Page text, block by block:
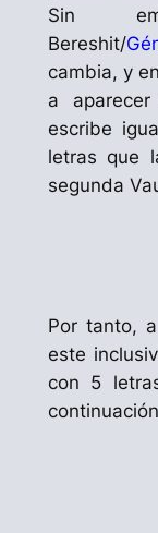
Sin
Bereshit/
cambia, y
a
escribe
letras que
segunda
Por tanto,
este
con 5